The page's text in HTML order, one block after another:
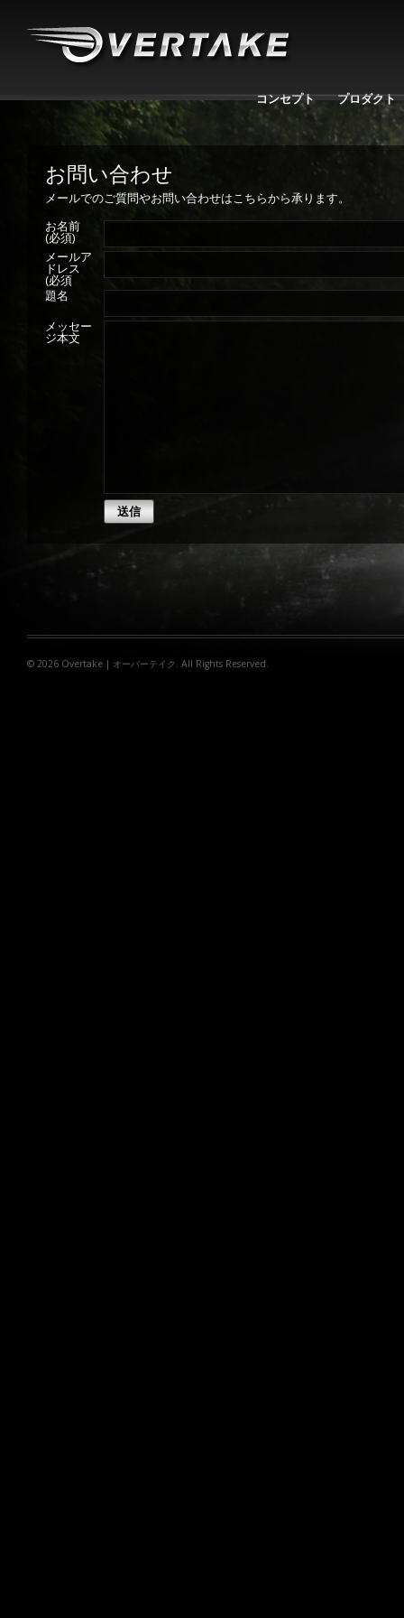
コンセプト プロダクト
お問い合わせ
メールでのご質問やお問い合わせはこちらから承ります。
お名前
(必須)
メールア
ドレス
(必須
題名
メッセー
ジ本文
© 2026 Overtake | オーバーテイク . All Rights Reserved.